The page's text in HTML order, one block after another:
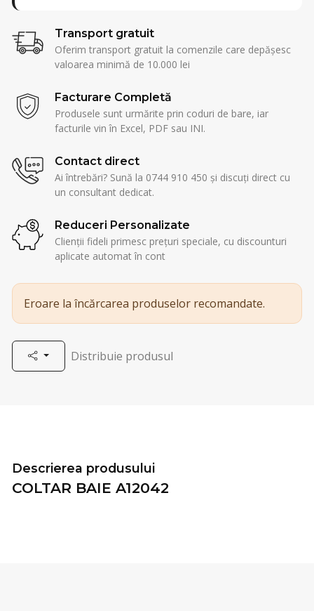
Transport gratuit
Oferim transport gratuit la comenzile care depășesc
valoarea minimă de 10.000 lei
Facturare Completă
Produsele sunt urmărite prin coduri de bare, iar
facturile vin în Excel, PDF sau INI.
Contact direct
Ai întrebări? Sună la 0744 910 450 și discuți direct cu
un consultant dedicat.
Reduceri Personalizate
Clienții fideli primesc prețuri speciale, cu discounturi
aplicate automat în cont
Eroare la încărcarea produselor recomandate.
Distribuie produsul
Descrierea produsului
COLTAR BAIE A12042